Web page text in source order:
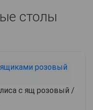
столы
с ящ розовый /